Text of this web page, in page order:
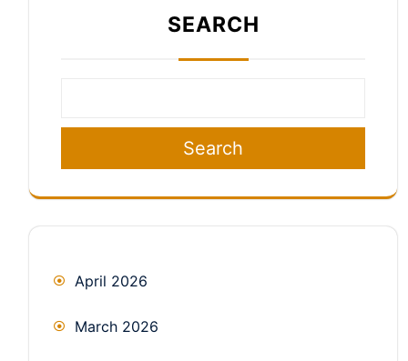
SEARCH
Search
April 2026
March 2026